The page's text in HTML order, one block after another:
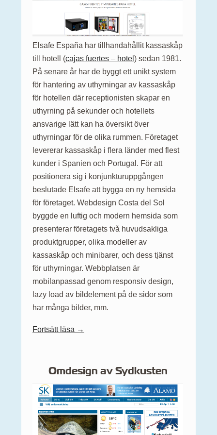
Elsafe España har tillhandahållit kassaskåp
till hotell (cajas fuertes – hotel ) sedan 1981.
På senare år har de byggt ett unikt system
för hantering av uthyrningar av kassaskåp
för hotellen där receptionisten skapar en
uthyrning på sekunder och hotellets
ansvarige lätt kan ha översikt över
uthyrningar för de olika rummen. Företaget
levererar kassaskåp i flera länder med flest
kunder i Spanien och Portugal. För att
positionera sig i konjunkturuppgången
beslutade Elsafe att bygga en ny hemsida
för företaget. Webdesign Costa del Sol
byggde en luftig och modern hemsida som
presenterar företagets två huvudsakliga
produktgrupper, olika modeller av
kassaskåp och minibarer, och dess tjänst
för uthyrningar. Webbplatsen är
mobilanpassad genom responsiv design,
lazy load av bildelement på de sidor som
har många bilder, mm.
Fortsätt läsa →
Omdesign av Sydkusten